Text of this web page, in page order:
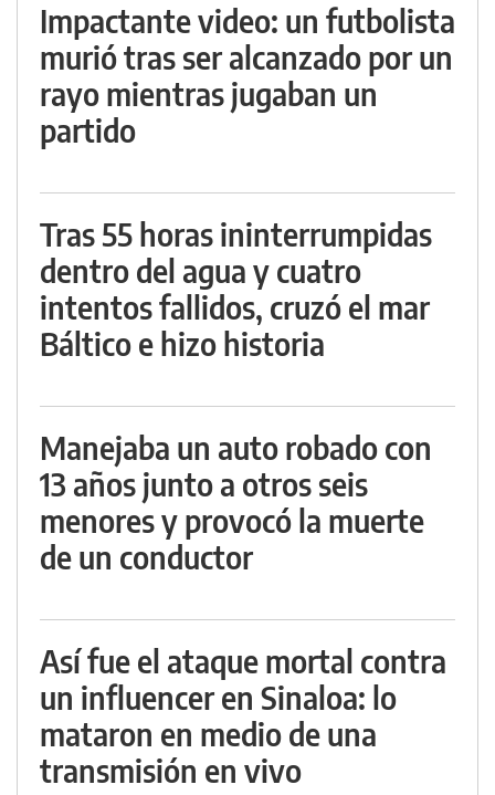
Impactante video: un futbolista
murió tras ser alcanzado por un
rayo mientras jugaban un
partido
Tras 55 horas ininterrumpidas
dentro del agua y cuatro
intentos fallidos, cruzó el mar
Báltico e hizo historia
Manejaba un auto robado con
13 años junto a otros seis
menores y provocó la muerte
de un conductor
Así fue el ataque mortal contra
un influencer en Sinaloa: lo
mataron en medio de una
transmisión en vivo